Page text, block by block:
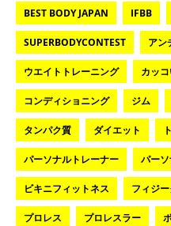
BEST BODY JAPAN IFBB
SUPERBODYCONTEST アン
ウエイトトレーニング カッ
コンディショニング ジム
タンパク質 ダイエット
パーソナルトレーナー パー
ビキニフィットネス フィジ
プロレス プロレスラー